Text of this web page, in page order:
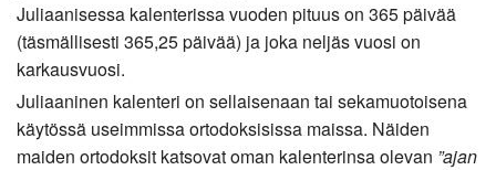
Juliaanisessa kalenterissa vuoden pituus on 365 päivää
(täsmällisesti 365,25 päivää) ja joka neljäs vuosi on
karkausvuosi.
Juliaaninen kalenteri on sellaisenaan tai sekamuotoisena
käytössä useimmissa ortodoksisissa maissa. Näiden
maiden ortodoksit katsovat oman kalenterinsa olevan ”ajan